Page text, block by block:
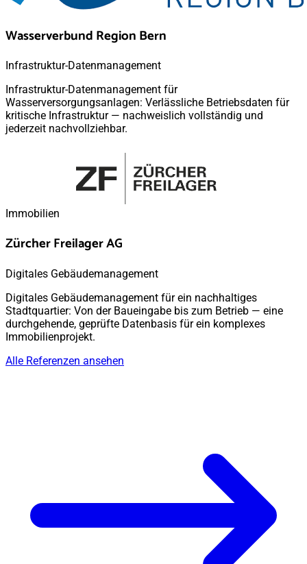
Wasserverbund Region Bern
Infrastruktur-Datenmanagement
Infrastruktur-Datenmanagement für
Wasserversorgungsanlagen: Verlässliche Betriebsdaten für
kritische Infrastruktur — nachweislich vollständig und
jederzeit nachvollziehbar.
Immobilien
Zürcher Freilager AG
Digitales Gebäudemanagement
Digitales Gebäudemanagement für ein nachhaltiges
Stadtquartier: Von der Baueingabe bis zum Betrieb — eine
durchgehende, geprüfte Datenbasis für ein komplexes
Immobilienprojekt.
Alle Referenzen ansehen